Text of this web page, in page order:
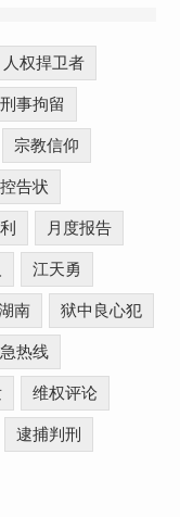
人权捍卫者
刑事拘留
宗教信仰
控告状
月度报告
江天勇
南 狱中良心犯
热线
维权评论
逮捕判刑